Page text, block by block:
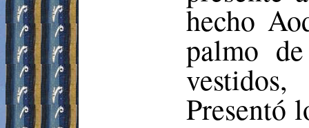
hecho
palmo
Presentó